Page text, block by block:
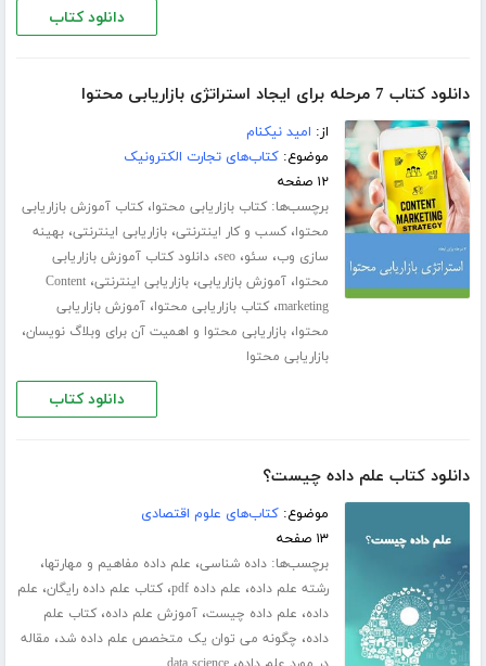
دانلود کتاب
دانلود کتاب 7 مرحله برای ایجاد استراتژی بازاریابی محتوا
از: امید نیکنام
موضوع:کتاب‌های تجارت الکترونیک
۱۲ صفحه
برچسب‌ها:کتاب بازاریابی محتوا،کتاب آموزش بازاریابی
محتوا،کسب و کار اینترنتی،بازاریابی اینترنتی،بهینه
سازی وب، سئو،seo،دانلود کتاب آموزش بازاریابی
محتوا،آموزش بازاریابی،بازاریابی اینترنتی،Content
marketing،کتاب بازاریابی محتوا،آموزش بازاریابی
محتوا،بازاریابی محتوا و اهمیت آن برای وبلاگ نویسان،
بازاریابی محتوا
دانلود کتاب
دانلود کتاب علم داده چیست؟
موضوع:کتاب‌های علوم اقتصادی
۱۳ صفحه
برچسب‌ها:داده شناسی، علم داده مفاهیم و مهارتها،
رشته علم داده، علم داده pdf ،کتاب علم داده رایگان، علم
داده، علم داده چیست،آموزش علم داده،کتاب علم
داده، چگونه می توان یک متخصص علم داده شد، مقاله